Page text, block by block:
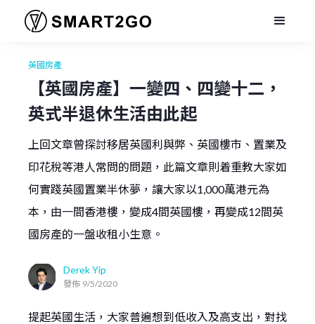
英國房產
【英國房產】一變四、四變十二，
英式半退休生活由此起
上回文章曾探討移居英國利與弊、英國樓市、置業及
印花稅等港人常問的問題，此篇文章則着重教大家如
何實踐英國置業半休夢，讓大家以1,000萬港元為
本，由一間香港樓，變成4間英國樓，再變成12間英
國房產的一盤收租小生意。
Derek Yip
發佈 9/5/2020
提起英國生活，大家普遍想到低收入及高支出，對找